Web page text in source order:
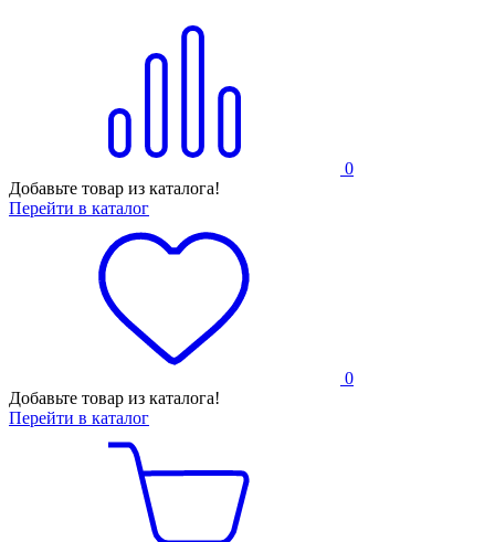
0
Добавьте товар из каталога!
Перейти в каталог
0
Добавьте товар из каталога!
Перейти в каталог